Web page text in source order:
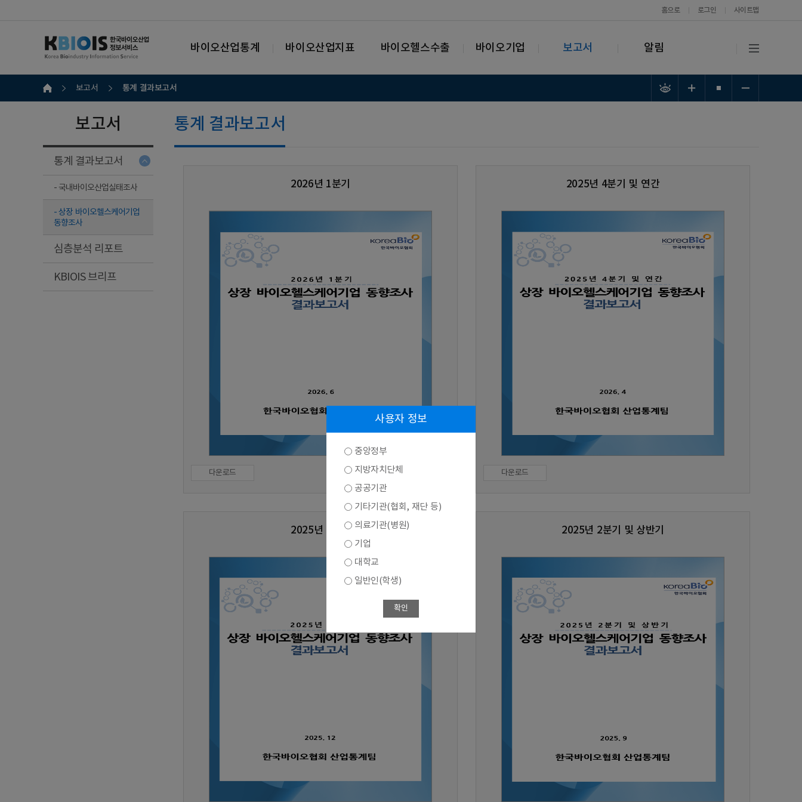
홈으로 로그인 사이트맵
바이오산업통계 바이오산업지표 바이오헬스수출 바이오기업 보고서 알림
보고서 통계 결과보고서
보고서
통계 결과보고서
- 국내바이오산업실태조사
- 상장 바이오헬스케어기업
동향조사
심층분석 리포트
KBIOIS 브리프
통계 결과보고서
2026년 1분기
다운로드
2025년 4분기 및 연간
다운로드
2025년 3분기 2025년 2분기 및 상반기
사용자 정보
중앙정부
지방자치단체
공공기관
기타기관(협회, 재단 등)
의료기관(병원)
기업
대학교
일반인(학생)
확인